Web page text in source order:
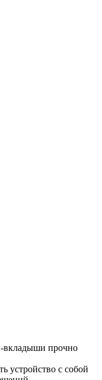
вкладыши прочно
устройство с собой